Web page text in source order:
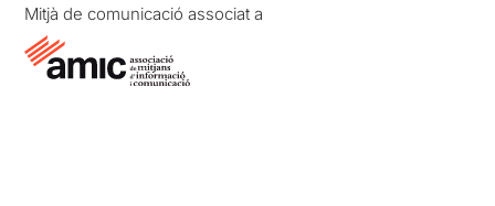
Mitjà de comunicació associat a